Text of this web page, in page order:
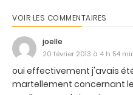
VOIR LES COMMENTAIRES
joelle
20 février 2013 à 4 h 54
oui effectivement j'avais
martellement concernant